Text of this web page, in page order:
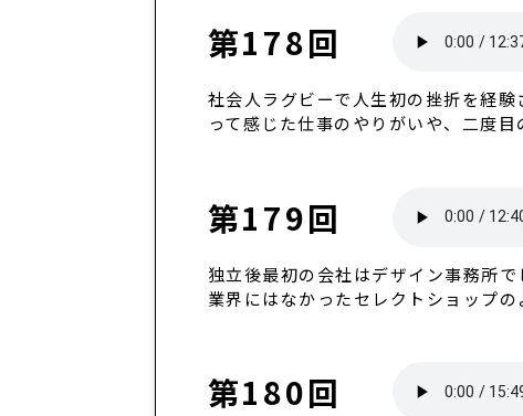
第178回
社会人ラグビーで人生初の挫折を経
って感じた仕事のやりがいや、二度
第179回
独立後最初の会社はデザイン事務所
業界にはなかったセレクトショップ
第180回